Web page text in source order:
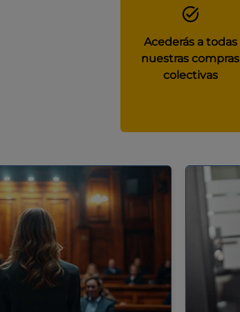
Acederás a todas
nuestras compras
colectivas